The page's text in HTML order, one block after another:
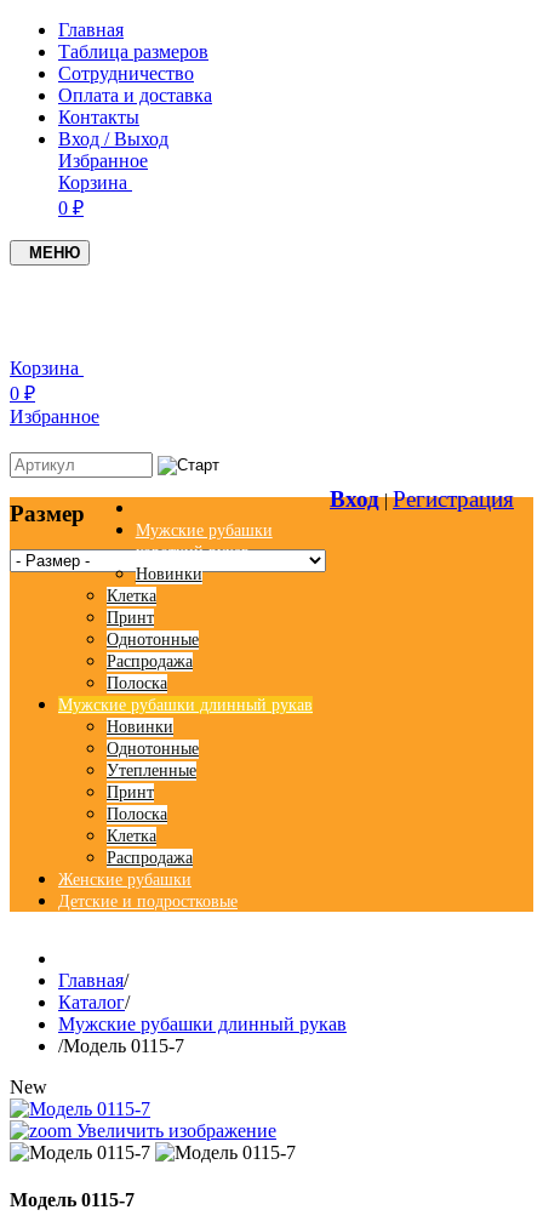
Главная
Таблица размеров
Сотрудничество
Оплата и доставка
Контакты
Вход / Выход
Избранное
Корзина
0 ₽
МЕНЮ
Корзина
0 ₽
Вход|Регистрация
Избранное
Размер
Мужские рубашки
короткий рукав
Новинки
Клетка
Принт
Однотонные
Распродажа
Полоска
Мужские рубашки длинный рукав
Новинки
Однотонные
Утепленные
Принт
Полоска
Клетка
Распродажа
Женские рубашки
Детские и подростковые
Главная/
Каталог/
Мужские рубашки длинный рукав
/Модель 0115-7
New
Увеличить изображение
Модель 0115-7